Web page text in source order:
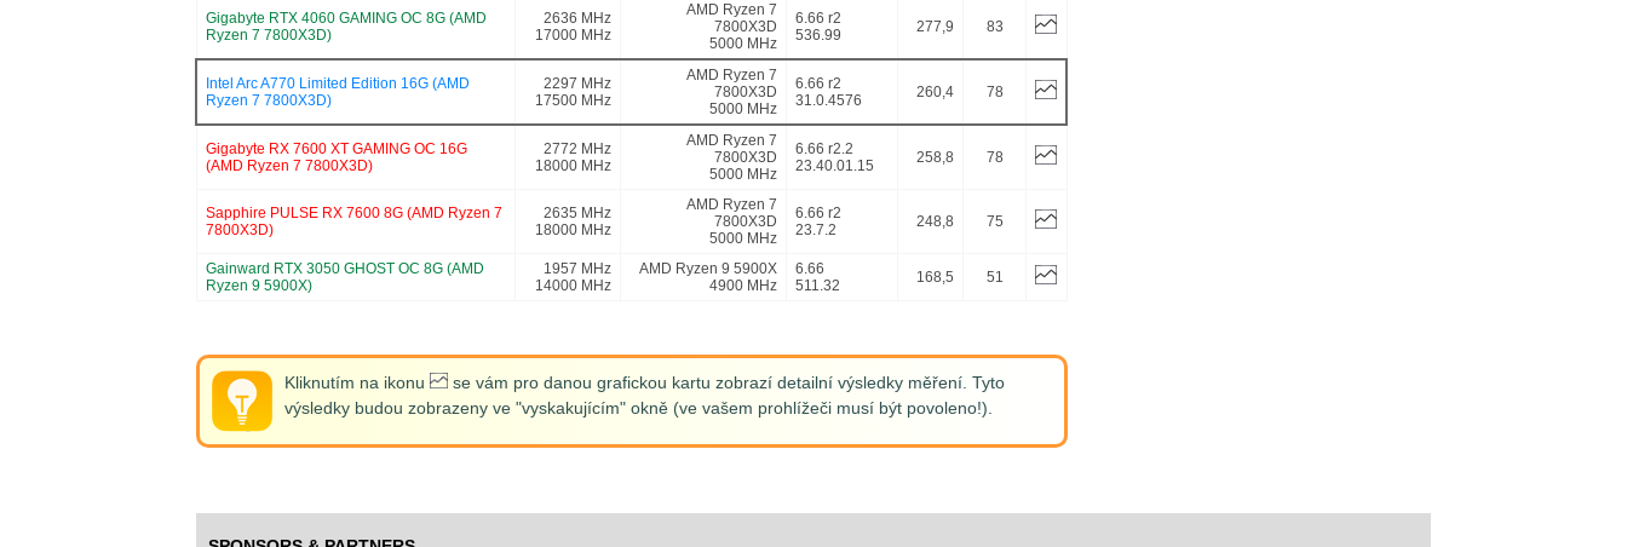
Gigabyte RTX 4060 GAMING OC 8G (AMD
Ryzen 7 7800X3D)
2636 MHz
17000 MHz
AMD Ryzen 7
7800X3D
5000 MHz
6.66 r2
536.99
277,9 83
Intel Arc A770 Limited Edition 16G (AMD
Ryzen 7 7800X3D)
2297 MHz
17500 MHz
AMD Ryzen 7
7800X3D
5000 MHz
6.66 r2
31.0.4576
260,4 78
Gigabyte RX 7600 XT GAMING OC 16G
(AMD Ryzen 7 7800X3D)
2772 MHz
18000 MHz
AMD Ryzen 7
7800X3D
5000 MHz
6.66 r2.2
23.40.01.15
258,8 78
Sapphire PULSE RX 7600 8G (AMD Ryzen 7
7800X3D)
2635 MHz
18000 MHz
AMD Ryzen 7
7800X3D
5000 MHz
6.66 r2
23.7.2
248,8 75
Gainward RTX 3050 GHOST OC 8G (AMD
Ryzen 9 5900X)
1957 MHz
14000 MHz
AMD Ryzen 9 5900X
4900 MHz
6.66
511.32
168,5 51
Kliknutím na ikonu
se vám pro danou grafickou kartu zobrazí detailní výsledky měření. Tyto
výsledky budou zobrazeny ve "vyskakujícím" okně (ve vašem prohlížeči musí být povoleno!).